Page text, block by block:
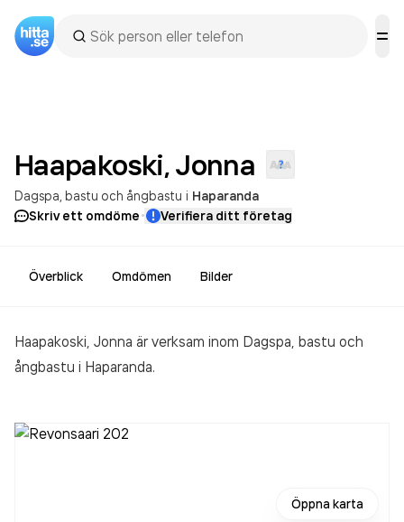
Haapakoski,Jonna
Dagspa, bastu och ångbastu i Haparanda
Skriv ett omdöme· Verifiera ditt företag
Överblick Omdömen Bilder
Haapakoski, Jonna är verksam inom Dagspa, bastu och
ångbastu i Haparanda.
Öppna karta